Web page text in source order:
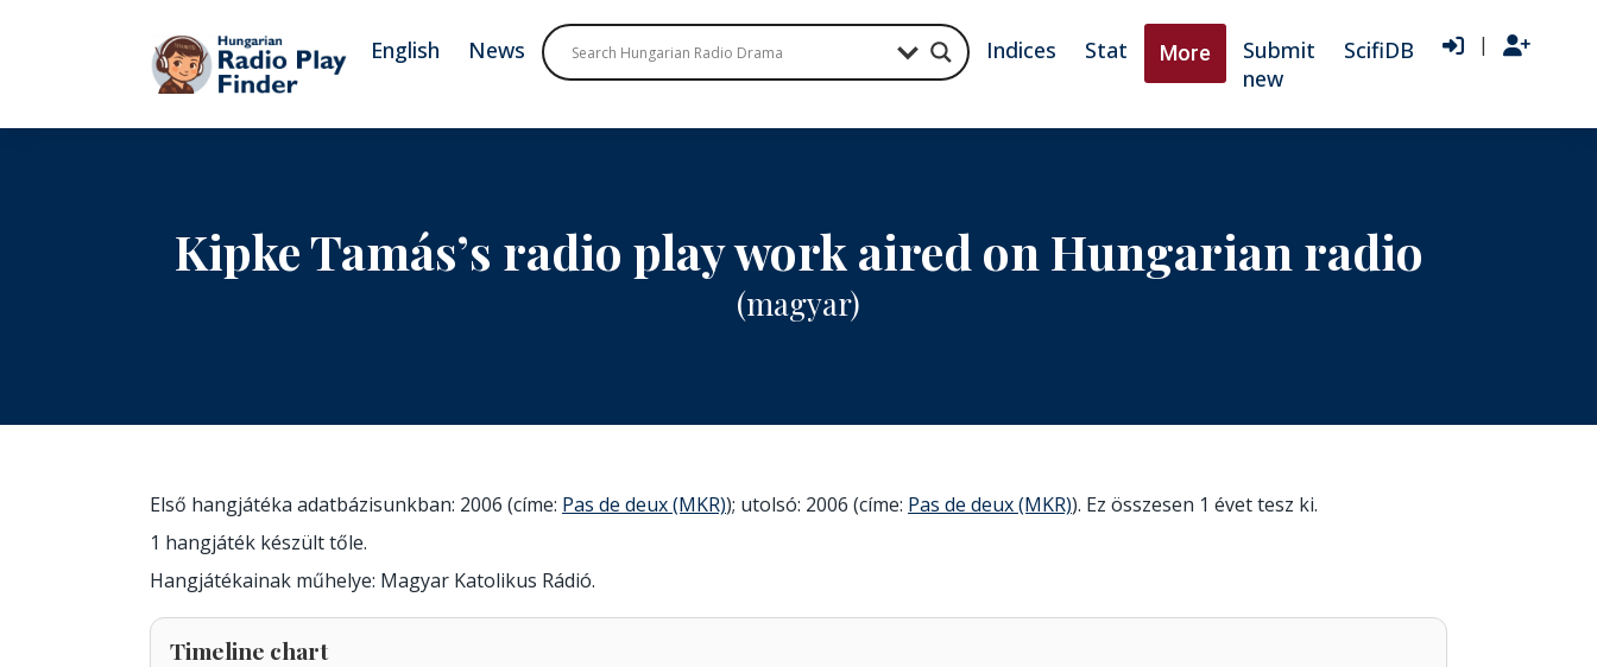
English News Indices Stat More
Submit
new
ScifiDB |
Kipke Tamás’s radio play work aired on Hungarian radio
(magyar)
Első hangjátéka adatbázisunkban: 2006 (címe: Pas de deux (MKR)); utolsó: 2006 (címe: Pas de deux (MKR)). Ez összesen 1 évet tesz ki.
1 hangjáték készült tőle.
Hangjátékainak műhelye: Magyar Katolikus Rádió.
Timeline chart